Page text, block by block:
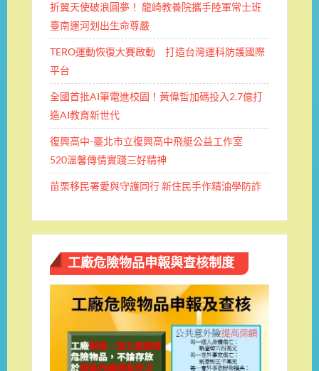
折翼天使破浪圓夢！ 龍崎教養院攜手陸軍常士班 ​
臺南運河划出生命尊嚴
TERO運動恢復大賽啟動 打造台灣運科防護國際
平台
全國首批AI筆電進校園！黃偉哲加碼投入2.7億打
造AI教育新世代
復興高中-臺北市立復興高中飛艇公益工作室
520溫馨傳情實踐三好精神
苗栗移民署愛與守護同行 新住民手作精油學防詐
工廠危險物品申報與查核制度